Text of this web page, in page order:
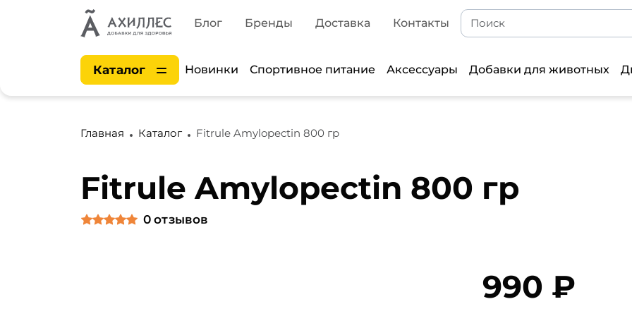
Блог Бренды Доставка Контакты
Каталог Новинки Спортивное питание Аксессуары Добавки для животных
Главная Каталог Fitrule Amylopectin 800 гр
Fitrule Amylopectin 800 гр
0 отзывов
990 ₽